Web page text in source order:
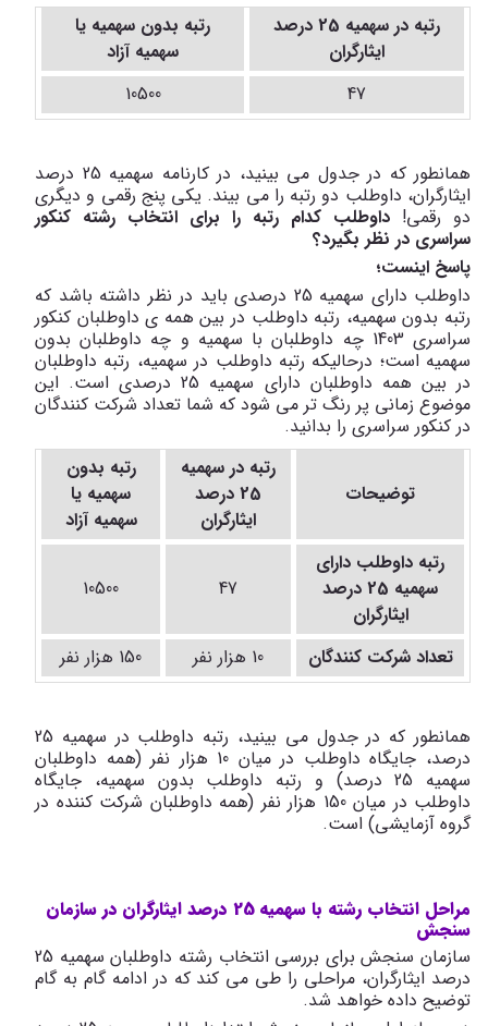
رتبه در سهمیه 25 درصد
ایثارگران
رتبه بدون سهمیه یا
سهمیه آزاد
47
10500
همانطور که در جدول می بینید، در کارنامه سهمیه 25 درصد
ایثارگران، داوطلب دو رتبه را می بیند. یکی پنج رقمی و دیگری
دو رقمی! داوطلب کدام رتبه را برای انتخاب رشته کنکور
سراسری در نظر بگیرد؟
پاسخ اینست؛
داوطلب دارای سهمیه 25 درصدی باید در نظر داشته باشد که
رتبه بدون سهمیه، رتبه داوطلب در بین همه ی داوطلبان کنکور
سراسری 1403 چه داوطلبان با سهمیه و چه داوطلبان بدون
سهمیه است؛ درحالیکه رتبه داوطلب در سهمیه، رتبه داوطلبان
در بین همه داوطلبان دارای سهمیه 25 درصدی است. این
موضوع زمانی پر رنگ تر می شود که شما تعداد شرکت کنندگان
در کنکور سراسری را بدانید.
توضیحات
رتبه در سهمیه
25 درصد
ایثارگران
رتبه بدون
سهمیه یا
سهمیه آزاد
رتبه داوطلب دارای
سهمیه 25 درصد
ایثارگران
47
10500
تعداد شرکت کنندگان 10 هزار نفر 150 هزار نفر
همانطور که در جدول می بینید، رتبه داوطلب در سهمیه 25
درصد، جایگاه داوطلب در میان 10 هزار نفر (همه داوطلبان
سهمیه 25 درصد) و رتبه داوطلب بدون سهمیه، جایگاه
داوطلب در میان 150 هزار نفر (همه داوطلبان شرکت کننده در
گروه آزمایشی) است.
مراحل انتخاب رشته با سهمیه 25 درصد ایثارگران در سازمان
سنجش
سازمان سنجش برای بررسی انتخاب رشته داوطلبان سهمیه 25
درصد ایثارگران، مراحلی را طی می کند که در ادامه گام به گام
توضیح داده خواهد شد.